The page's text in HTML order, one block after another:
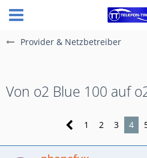
Provider & Netzbetreiber
Von o2 Blue 100 auf
1 2 3 4